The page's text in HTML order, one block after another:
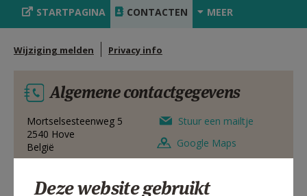
VIERINGEN
HULP
MIJN PAROCHIE
AANMELDEN OF REGISTREREN
STARTPAGINA CONTACTEN MEER
Wijziging melden Privacy info
Algemene contactgegevens
Mortselsesteenweg 5
2540 Hove
België
Stuur een mailtje
Google Maps
Deze website gebruikt